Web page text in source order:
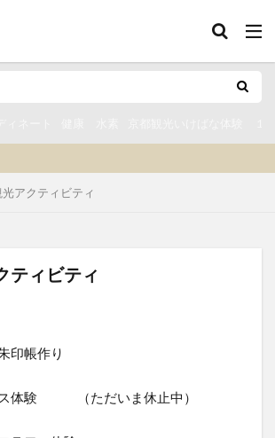
アクティビティ
ティビティ
帳作り
体験 （ただいま休止中）